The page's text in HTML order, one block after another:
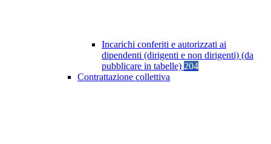
Incarichi conferiti e autorizzati ai
dipendenti (dirigenti e non dirigenti) (da
pubblicare in tabelle) 204
Contrattazione collettiva